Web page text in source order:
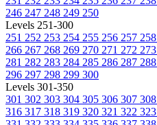
246 247 248 249 250
Levels 251-300
251 252 253 254 255 256 257 258
266 267 268 269 270 271 272 273
281 282 283 284 285 286 287 288
296 297 298 299 300
Levels 301-350
301 302 303 304 305 306 307 308
316 317 318 319 320 321 322 323